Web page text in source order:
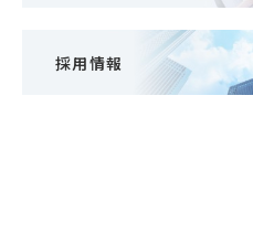
採用情報